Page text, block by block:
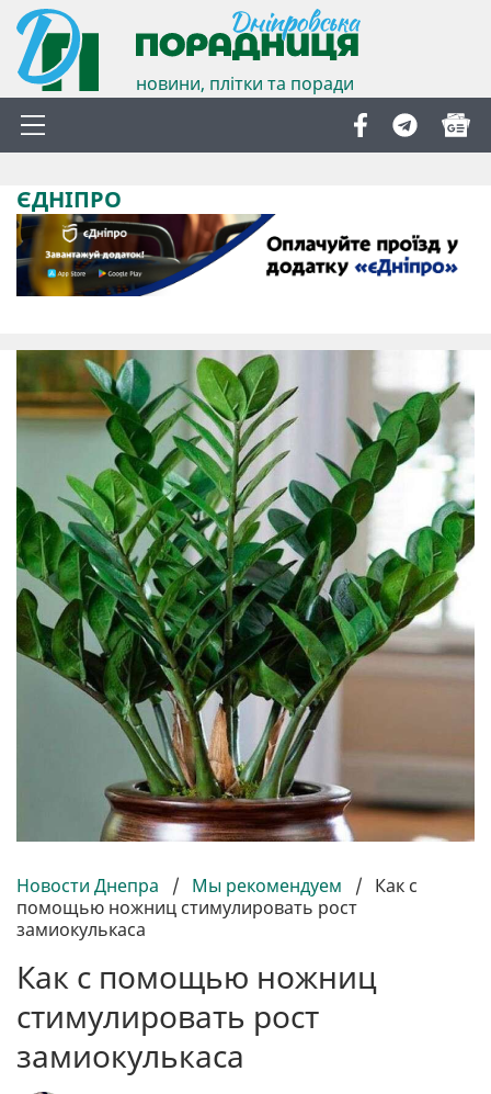
новини, плітки та поради
ЄДНІПРО
Новости Днепра / Мы рекомендуем / Как с
помощью ножниц стимулировать рост
замиокулькаса
Как с помощью ножниц
стимулировать рост
замиокулькаса